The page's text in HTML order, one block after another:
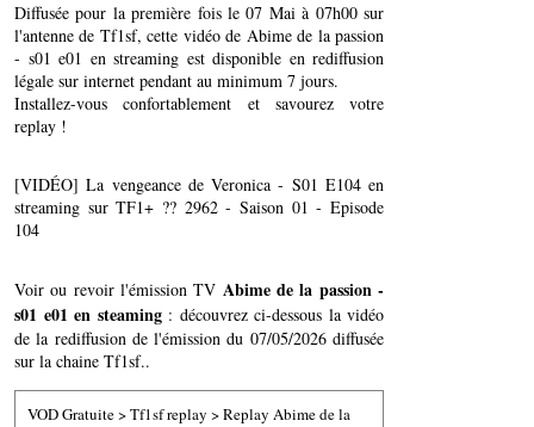
Diffusée pour la première fois le 07 Mai à 07h00 sur
l'antenne de Tf1sf, cette vidéo de Abime de la passion
- s01 e01 en streaming est disponible en rediffusion
légale sur internet pendant au minimum 7 jours.
Installez-vous confortablement et savourez votre
replay !
[VIDÉO] La vengeance de Veronica - S01 E104 en
streaming sur TF1+ ?? 2962 - Saison 01 - Episode
104
Voir ou revoir l'émission TV Abime de la passion -
s01 e01 en steaming: découvrez ci-dessous la vidéo
de la rediffusion de l'émission du 07/05/2026 diffusée
sur la chaine Tf1sf..
VOD Gratuite>Tf1sf replay >Replay Abime de la